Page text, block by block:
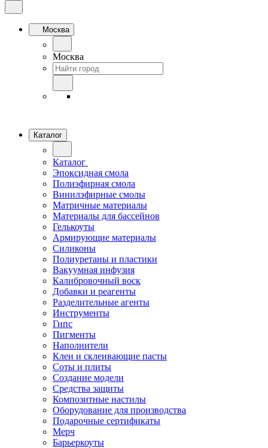
Москва
Москва
Каталог
Каталог
Эпоксидная смола
Полиэфирная смола
Винилэфирные смолы
Матричные материалы
Материалы для бассейнов
Гелькоуты
Армирующие материалы
Силиконы
Полиуретаны и пластики
Вакуумная инфузия
Калибровочный воск
Добавки и реагенты
Разделительные агенты
Инструменты
Гипс
Пигменты
Наполнители
Клеи и склеивающие пасты
Соты и плиты
Создание модели
Средства защиты
Композитные настилы
Оборудование для производства
Подарочные сертификаты
Мерч
Барьеркоуты